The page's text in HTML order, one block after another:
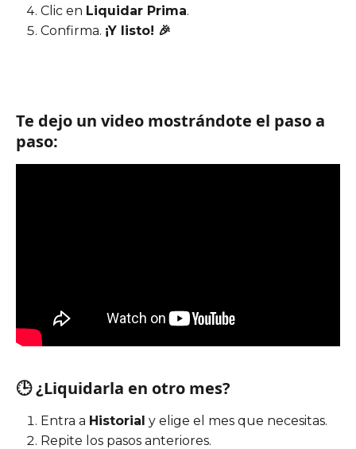
Clic en Liquidar Prima.
Confirma. ¡Y listo! 🎉
Te dejo un video mostrándote el paso a
paso:
🕒 ¿Liquidarla en otro mes?
Entra a Historial y elige el mes que necesitas.
Repite los pasos anteriores.